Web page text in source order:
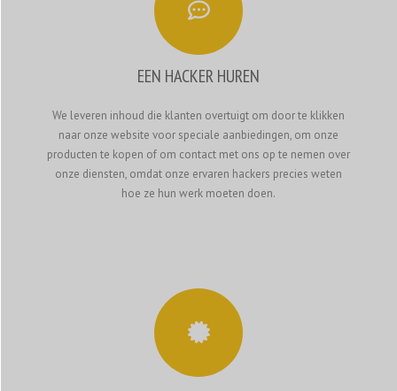
EEN HACKER HUREN
We leveren inhoud die klanten overtuigt om door te klikken
naar onze website voor speciale aanbiedingen, om onze
producten te kopen of om contact met ons op te nemen over
onze diensten, omdat onze ervaren hackers precies weten
hoe ze hun werk moeten doen.